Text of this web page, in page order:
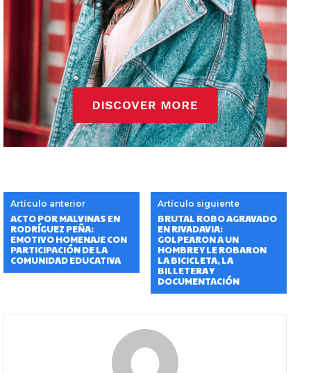
Artículo anterior
ACTO POR MALVINAS EN
RODRÍGUEZ PEÑA:
EMOTIVO HOMENAJE CON
PARTICIPACIÓN DE LA
COMUNIDAD EDUCATIVA
Artículo siguiente
BRUTAL ROBO AGRAVADO
EN RIVADAVIA:
GOLPEARON A UN
HOMBRE Y LE ROBARON
LA BICICLETA, LA
BILLETERA Y
DOCUMENTACIÓN